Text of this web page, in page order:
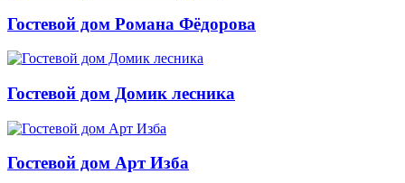
Гостевой дом Романа Фёдорова
Гостевой дом Домик лесника
Гостевой дом Арт Изба